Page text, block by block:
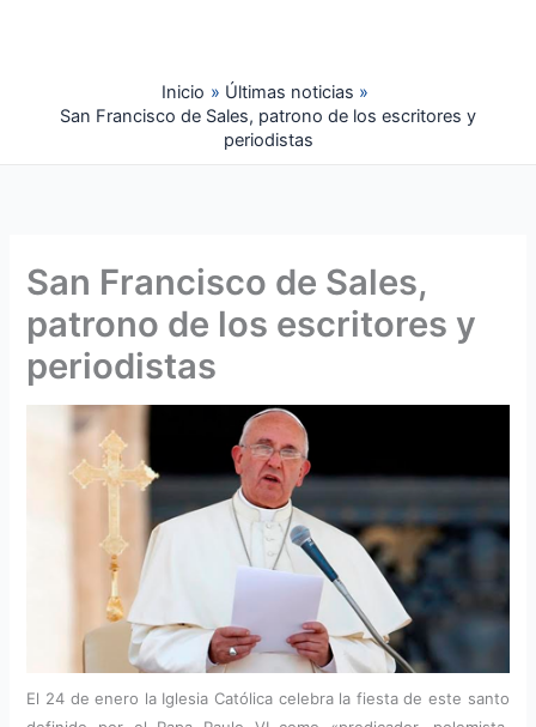
Inicio
Últimas noticias
San Francisco de Sales, patrono de los escritores y
periodistas
San Francisco de Sales,
patrono de los escritores y
periodistas
El 24 de enero la Iglesia Católica celebra la fiesta de este santo